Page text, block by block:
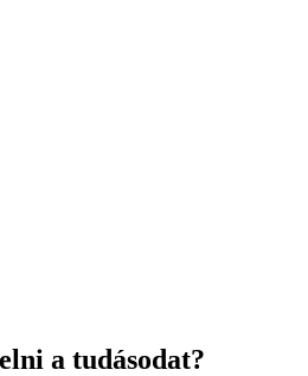
a tudásodat?